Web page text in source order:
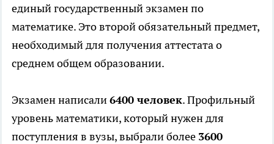
единый государственный экзамен по
математике. Это второй обязательный предмет,
необходимый для получения аттестата о
среднем общем образовании.
Экзамен написали6400 человек. Профильный
уровень математики, который нужен для
поступления в вузы, выбрали более 3600